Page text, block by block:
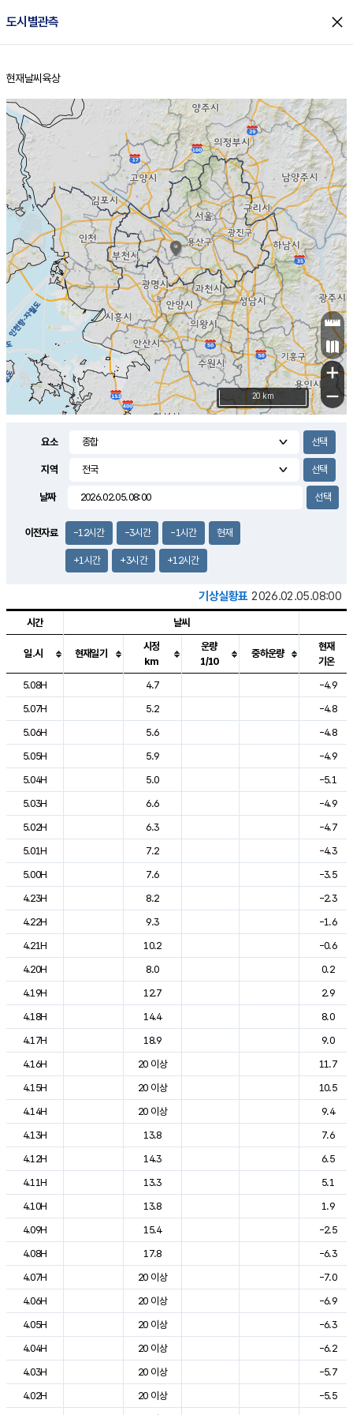
도시별관측 close
홈
현재날씨 육상
+
−
20 km
요소
지역
날짜
이전자료 -12시간 -3시간 -1시간 현재
+1시간 +3시간 +12시간
기상실황표 2026.02.05.08:00
도시별 기상실황표로 지점, 날씨, 기온, 강수, 바람, 기압등을 안내한 표입
시간 날씨
일.시 현재일기
시정
km
운량
1/10
중하운량
현재
기온
5.08H
4.7
-4.9
5.07H
5.2
-4.8
5.06H
5.6
-4.8
5.05H
5.9
-4.9
5.04H
5.0
-5.1
5.03H
6.6
-4.9
5.02H
6.3
-4.7
5.01H
7.2
-4.3
5.00H
7.6
-3.5
4.23H
8.2
-2.3
4.22H
9.3
-1.6
4.21H
10.2
-0.6
4.20H
8.0
0.2
4.19H
12.7
2.9
4.18H
14.4
8.0
4.17H
18.9
9.0
4.16H
20 이상
11.7
4.15H
20 이상
10.5
4.14H
20 이상
9.4
4.13H
13.8
7.6
4.12H
14.3
6.5
4.11H
13.3
5.1
4.10H
13.8
1.9
4.09H
15.4
-2.5
4.08H
17.8
-6.3
4.07H
20 이상
-7.0
4.06H
20 이상
-6.9
4.05H
20 이상
-6.3
4.04H
20 이상
-6.2
4.03H
20 이상
-5.7
4.02H
20 이상
-5.5